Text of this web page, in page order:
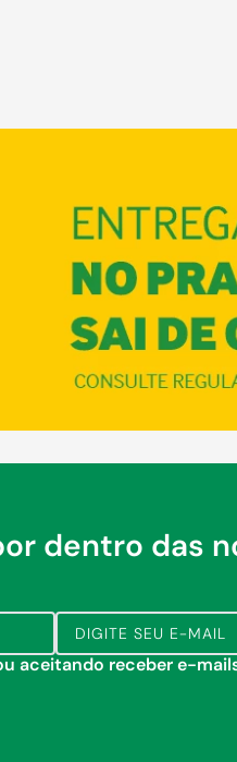
dentro das
aceitando receber e-